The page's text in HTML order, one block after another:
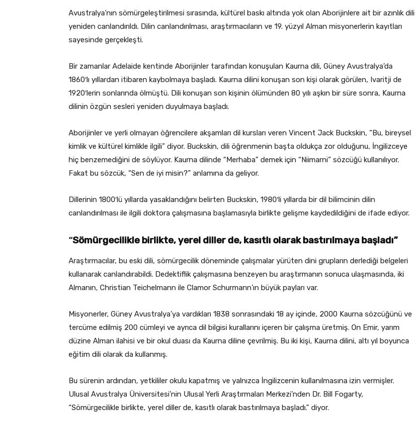
Avustralya’nın sömürgeleştirilmesi sırasında, kültürel baskı altında yok olan Aborijinlere ait bir azınlık dili
yeniden canlandırıldı. Dilin canlandırılması, araştırmacıların ve 19. yüzyıl Alman misyonerlerin kayıtları
sayesinde gerçekleşti.
Bir zamanlar Adelaide kentinde Aborijinler tarafından konuşulan Kaurna dili, Güney Avustralya’da
1860′lı yıllardan itibaren kaybolmaya başladı. Kaurna dilini konuşan son kişi olarak görülen, Ivaritji de
1920′lerin sonlarında ölmüştü. Dili konuşan son kişinin ölümünden 80 yılı aşkın bir süre sonra, Kaurna
dilinin özgün sesleri yeniden duyulmaya başladı.
Aborijinler ve yerli olmayan öğrencilere akşamları dil kursları veren Vincent Jack Buckskin, “Bu, bireysel
kimlik ve kültürel kimlikle ilgili” diyor. Buckskin, dili öğrenmenin başta oldukça zor olduğunu, İngilizceye
hiç benzemediğini de söylüyor. Kaurna dilinde “Merhaba” demek için “Niimarni” sözcüğü kullanılıyor.
Fakat bu sözcük, “Sen de iyi misin?” anlamına da geliyor.
Dillerinin 1800′lü yıllarda yasaklandığını belirten Buckskin, 1980′li yıllarda bir dil bilimcinin dilin
canlandırılması ile ilgili doktora çalışmasına başlamasıyla birlikte gelişme kaydedildiğini de ifade ediyor.
“Sömürgecilikle birlikte, yerel diller de, kasıtlı olarak bastırılmaya başladı”
Araştırmacılar, bu eski dili, sömürgecilik döneminde çalışmalar yürüten dini grupların derlediği belgeleri
kullanarak canlandırabildi. Dedektiflik çalışmasına benzeyen bu araştırmanın sonuca ulaşmasında, iki
Almanın, Christian Teichelmann ile Clamor Schurmann’ın büyük payları var.
Misyonerler, Güney Avustralya’ya vardıkları 1838 sonrasındaki 18 ay içinde, 2000 Kaurna sözcüğünü ve
tercüme edilmiş 200 cümleyi ve ayrıca dil bilgisi kurallarını içeren bir çalışma üretmiş. On Emir, yarım
düzine Alman ilahisi ve bir okul duası da Kaurna diline çevrilmiş. Bu iki kişi, Kaurna dilini, altı yıl boyunca
eğitim dili olarak da kullanmış.
Bu sürenin ardından, yetkililer okulu kapatmış ve yalnızca İngilizcenin kullanılmasına izin vermişler.
Ulusal Avustralya Üniversitesi’nin Ulusal Yerli Araştırmaları Merkezi’nden Dr. Bill Fogarty,
“Sömürgecilikle birlikte, yerel diller de, kasıtlı olarak bastırılmaya başladı.” diyor.